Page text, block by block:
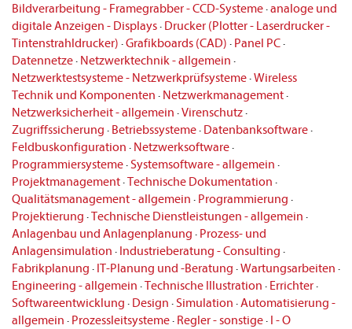
Bildverarbeitung - Framegrabber - CCD-Systeme·analoge und
digitale Anzeigen - Displays· Drucker (Plotter - Laserdrucker -
Tintenstrahldrucker) ·Grafikboards (CAD) · Panel PC·
Datennetze· Netzwerktechnik - allgemein ·
Netzwerktestsysteme - Netzwerkprüfsysteme·Wireless
Technik und Komponenten · Netzwerkmanagement·
Netzwerksicherheit - allgemein ·Virenschutz·
Zugriffssicherung · Betriebssysteme· Datenbanksoftware·
Feldbuskonfiguration · Netzwerksoftware·
Programmiersysteme· Systemsoftware - allgemein ·
Projektmanagement·Technische Dokumentation ·
Qualitätsmanagement - allgemein · Programmierung ·
Projektierung ·Technische Dienstleistungen - allgemein ·
Anlagenbau und Anlagenplanung · Prozess- und
Anlagensimulation · Industrieberatung - Consulting ·
Fabrikplanung · IT-Planung und -Beratung ·Wartungsarbeiten ·
Engineering - allgemein ·Technische Illustration · Errichter·
Softwareentwicklung · Design · Simulation ·Automatisierung -
allgemein · Prozessleitsysteme· Regler - sonstige· I - O